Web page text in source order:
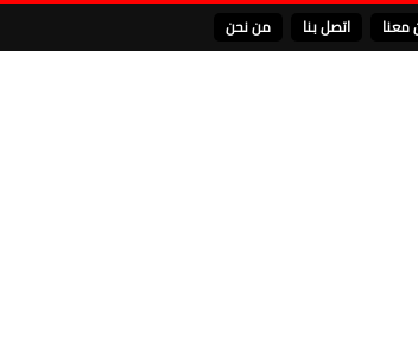
معنا اتصل بنا من نحن